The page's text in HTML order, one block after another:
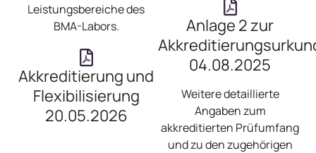
Leistungsbereiche des
BMA-Labors.
Akkreditierung und
Flexibilisierung
20.05.2026
Anlage 2 zur
04.08.2025
Weitere detaillierte
Angaben zum
akkreditierten Prüfumfang
und zu den zugehörigen